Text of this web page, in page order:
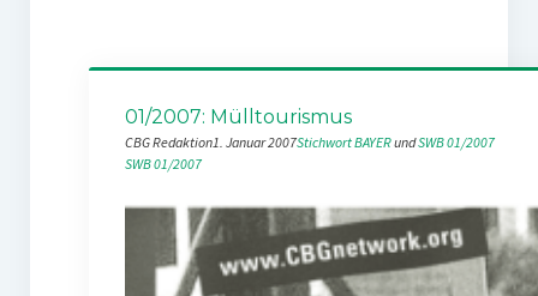
01/2007: Mülltourismus
CBG Redaktion1. Januar 2007Stichwort BAYER und SWB 01/2007
SWB 01/2007